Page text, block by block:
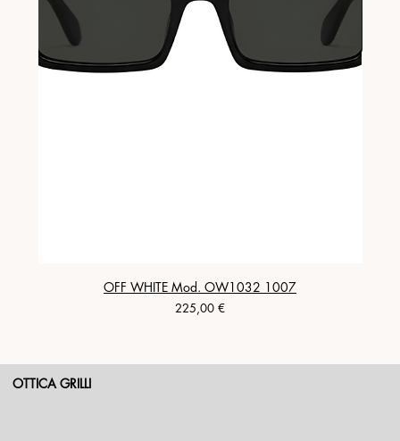
OFF WHITE Mod. OW1032 1007
Prezzo
225,00 €
OTTICA GRILLI